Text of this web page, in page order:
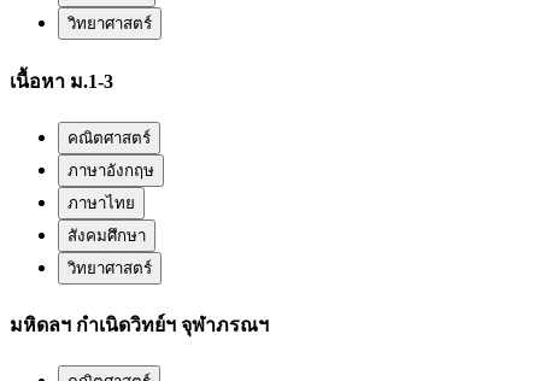
วิทยาศาสตร์
เนื้อหา ม.1-3
คณิตศาสตร์
ภาษาอังกฤษ
ภาษาไทย
สังคมศึกษา
วิทยาศาสตร์
มหิดลฯ กำเนิดวิทย์ฯ จุฬาภรณฯ